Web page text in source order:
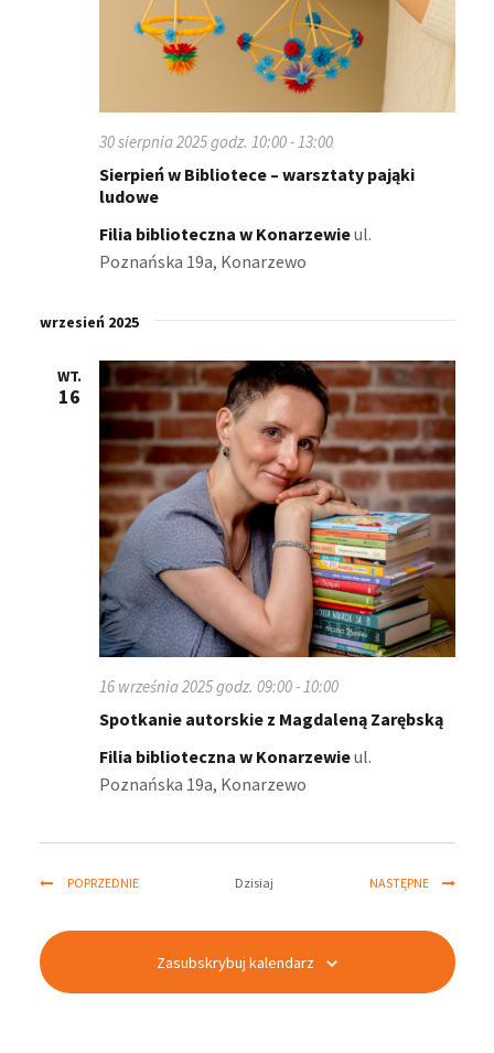
Sierpień w Bibliotece – warsztaty pająki
ludowe
30 sierpnia 2025 godz. 10:00- 13:00
Filia biblioteczna w Konarzewieul.
Poznańska 19a, Konarzewo
wrzesień 2025
WT.
16
Spotkanie autorskie z Magdaleną Zarębską
16 września 2025 godz. 09:00-10:00
Filia biblioteczna w Konarzewieul.
Poznańska 19a, Konarzewo
POPRZEDNIEWYDARZENIA Dzisiaj NASTĘPNE
Zasubskrybuj kalendarz